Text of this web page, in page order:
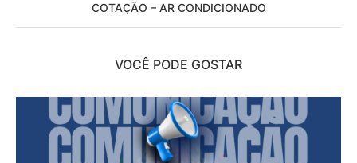
COTAÇÃO – AR CONDICIONADO
VOCÊ PODE GOSTAR